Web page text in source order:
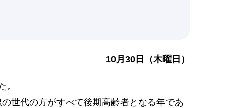
10月30日（木曜日）
。
世代の方がすべて後期高齢者となる年であ